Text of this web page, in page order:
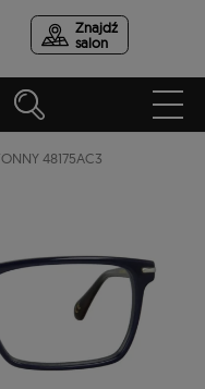
Znajdź
salon
48175AC3